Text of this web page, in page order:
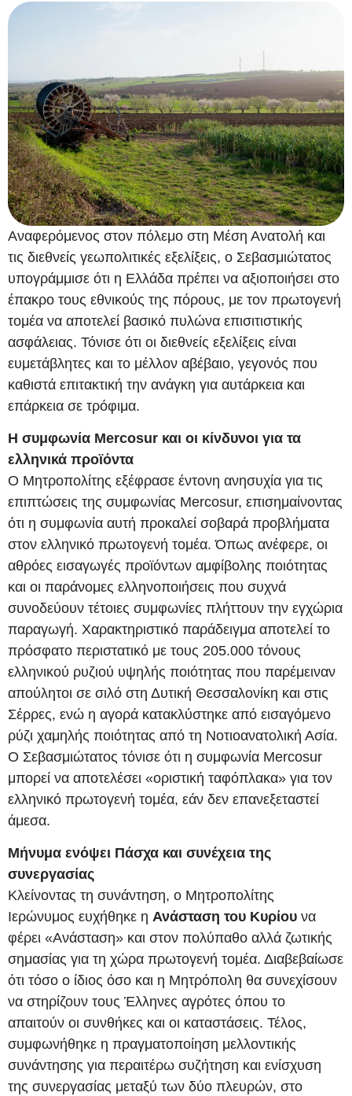
Αναφερόμενος στον πόλεμο στη Μέση Ανατολή και
τις διεθνείς γεωπολιτικές εξελίξεις, ο Σεβασμιώτατος
υπογράμμισε ότι η Ελλάδα πρέπει να αξιοποιήσει στο
έπακρο τους εθνικούς της πόρους, με τον πρωτογενή
τομέα να αποτελεί βασικό πυλώνα επισιτιστικής
ασφάλειας. Τόνισε ότι οι διεθνείς εξελίξεις είναι
ευμετάβλητες και το μέλλον αβέβαιο, γεγονός που
καθιστά επιτακτική την ανάγκη για αυτάρκεια και
επάρκεια σε τρόφιμα.
Η συμφωνία Mercosur και οι κίνδυνοι για τα
ελληνικά προϊόντα
Ο Μητροπολίτης εξέφρασε έντονη ανησυχία για τις
επιπτώσεις της συμφωνίας Mercosur, επισημαίνοντας
ότι η συμφωνία αυτή προκαλεί σοβαρά προβλήματα
στον ελληνικό πρωτογενή τομέα. Όπως ανέφερε, οι
αθρόες εισαγωγές προϊόντων αμφίβολης ποιότητας
και οι παράνομες ελληνοποιήσεις που συχνά
συνοδεύουν τέτοιες συμφωνίες πλήττουν την εγχώρια
παραγωγή. Χαρακτηριστικό παράδειγμα αποτελεί το
πρόσφατο περιστατικό με τους 205.000 τόνους
ελληνικού ρυζιού υψηλής ποιότητας που παρέμειναν
απούλητοι σε σιλό στη Δυτική Θεσσαλονίκη και στις
Σέρρες, ενώ η αγορά κατακλύστηκε από εισαγόμενο
ρύζι χαμηλής ποιότητας από τη Νοτιοανατολική Ασία.
Ο Σεβασμιώτατος τόνισε ότι η συμφωνία Mercosur
μπορεί να αποτελέσει «οριστική ταφόπλακα» για τον
ελληνικό πρωτογενή τομέα, εάν δεν επανεξεταστεί
άμεσα.
Μήνυμα ενόψει Πάσχα και συνέχεια της
συνεργασίας
Κλείνοντας τη συνάντηση, ο Μητροπολίτης
Ιερώνυμος ευχήθηκε η Ανάσταση του Κυρίου να
φέρει «Ανάσταση» και στον πολύπαθο αλλά ζωτικής
σημασίας για τη χώρα πρωτογενή τομέα. Διαβεβαίωσε
ότι τόσο ο ίδιος όσο και η Μητρόπολη θα συνεχίσουν
να στηρίζουν τους Έλληνες αγρότες όπου το
απαιτούν οι συνθήκες και οι καταστάσεις. Τέλος,
συμφωνήθηκε η πραγματοποίηση μελλοντικής
συνάντησης για περαιτέρω συζήτηση και ενίσχυση
της συνεργασίας μεταξύ των δύο πλευρών, στο